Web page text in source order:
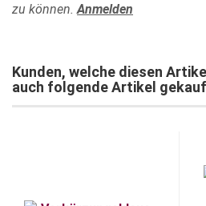
zu können. Anmelden
Kunden, welche diesen
auch folgende Artikel